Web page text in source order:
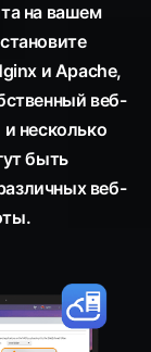
на вашем
и Apache,
веб-
несколько
быть
веб-